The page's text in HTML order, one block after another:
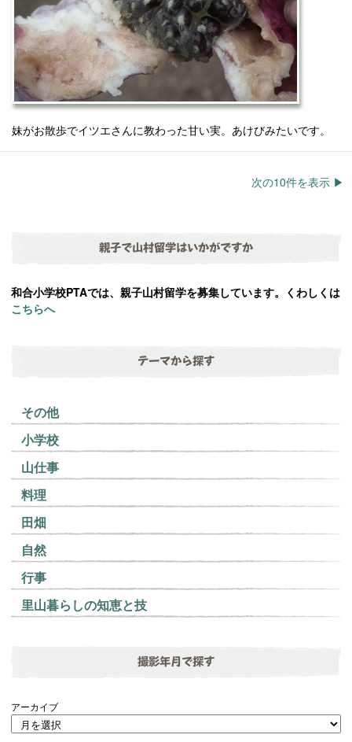
妹がお散歩でイツエさんに教わった甘い実。あけびみたいです。
次の10件を表示 ▶︎
親子で山村留学はいかがですか
和合小学校PTAでは、親子山村留学を募集しています。くわしくは
こちらへ
テーマから探す
その他
小学校
山仕事
料理
田畑
自然
行事
里山暮らしの知恵と技
撮影年月で探す
アーカイブ